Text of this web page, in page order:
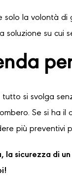
la volontà
su cui
si svolga
Se si
più preventivi
sicurezza di